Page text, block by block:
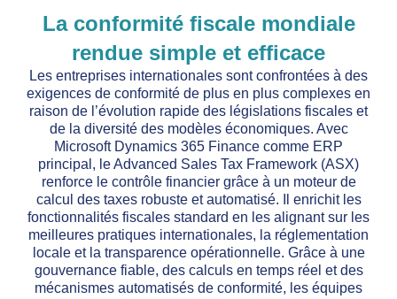
La conformité fiscale mondiale
rendue simple et efficace
Les entreprises internationales sont confrontées à des
exigences de conformité de plus en plus complexes en
raison de l’évolution rapide des législations fiscales et
de la diversité des modèles économiques. Avec
Microsoft Dynamics 365 Finance comme ERP
principal, le Advanced Sales Tax Framework (ASX)
renforce le contrôle financier grâce à un moteur de
calcul des taxes robuste et automatisé. Il enrichit les
fonctionnalités fiscales standard en les alignant sur les
meilleures pratiques internationales, la réglementation
locale et la transparence opérationnelle. Grâce à une
gouvernance fiable, des calculs en temps réel et des
mécanismes automatisés de conformité, les équipes